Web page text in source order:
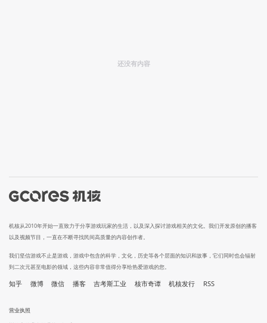
还没有内容
机核从2010年开始一直致力于分享游戏玩家的生活，以及深入探讨游戏相关的文化。我们开发原创的播客
以及视频节目，一直在不断寻找民间高质量的内容创作者。
我们坚信游戏不止是游戏，游戏中包含的科学，文化，历史等各个层面的知识和故事，它们同时也会辐射
到二次元甚至电影的领域，这些内容非常值得分享给热爱游戏的您。
知乎 微博 微信 播客 吉考斯工业 核市奇谭 机核发行 RSS
营业执照